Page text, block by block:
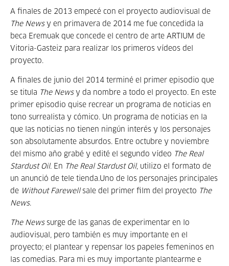
A finales de 2013 empecé con el proyecto audiovisual de
The Newsy en primavera de 2014 me fue concedida la
beca Eremuak que concede el centro de arte ARTIUM de
Vitoria-Gasteiz para realizar los primeros vídeos del
proyecto.
A finales de junio del 2014 terminé el primer episodio que
se titula The Newsy da nombre a todo el proyecto. En este
primer episodio quise recrear un programa de noticias en
tono surrealista y cómico. Un programa de noticias en la
que las noticias no tienen ningún interés y los personajes
son absolutamente absurdos. Entre octubre y noviembre
del mismo año grabé y edité el segundo vídeo The Real
Stardust Oil. En The Real Stardust Oil, utilizo el formato de
un anunció de tele tienda.Uno de los personajes principales
de Without Farewellsale del primer film del proyecto The
News.
The Newssurge de las ganas de experimentar en lo
audiovisual, pero también es muy importante en el
proyecto; el plantear y repensar los papeles femeninos en
las comedias. Para mi es muy importante plantearme e